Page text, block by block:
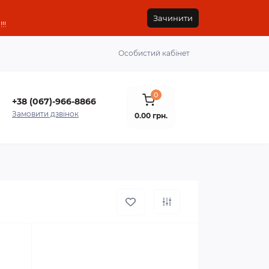
Зачинити
Особистий кабінет
+38 (067)-966-8866
Замовити дзвінок
0
0.00 грн.